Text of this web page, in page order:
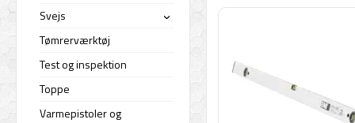
Svejs ›
Tømrerværktøj
Test og inspektion
Toppe
Varmepistoler og